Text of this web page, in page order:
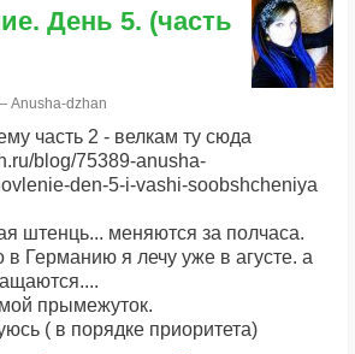
День 5. (часть
Anusha-dzhan
часть 2 - велкам ту сюда
blog/75389-anusha-
den-5-i-vashi-soobshcheniya
штенць... меняются за полчаса.
в Германию я лечу уже в агусте. а
прымежуток.
( в порядке приоритета)